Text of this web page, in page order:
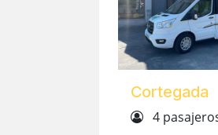
Cortegada
4